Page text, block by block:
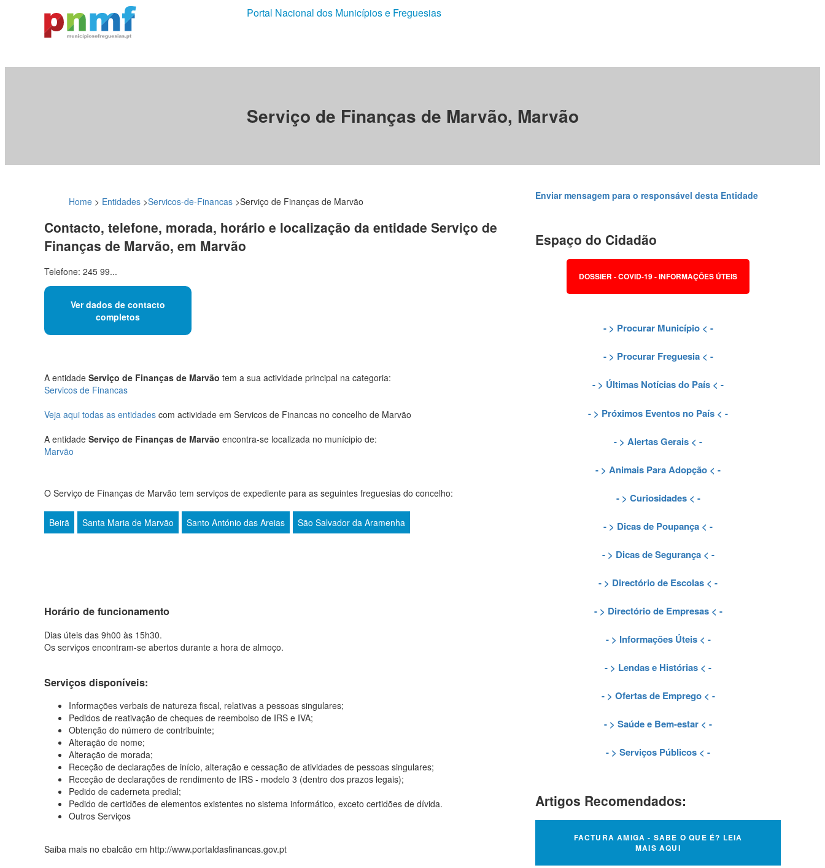
Portal Nacional dos Municípios e Freguesias
Serviço de Finanças de Marvão, Marvão
Home > Entidades >Servicos-de-Financas >Serviço de Finanças de Marvão
Contacto, telefone, morada, horário e localização da entidade Serviço de
Finanças de Marvão, em Marvão
Telefone: 245 99...
Ver dados de contacto
completos
A entidade Serviço de Finanças de Marvão tem a sua actividade principal na categoria:
Servicos de Financas
Veja aqui todas as entidades com actividade em Servicos de Financas no concelho de Marvão
A entidade Serviço de Finanças de Marvão encontra-se localizada no munícipio de:
Marvão
O Serviço de Finanças de Marvão tem serviços de expediente para as seguintes freguesias do concelho:
Beirã Santa Maria de Marvão Santo António das Areias São Salvador da Aramenha
Horário de funcionamento
Dias úteis das 9h00 às 15h30.
Os serviços encontram-se abertos durante a hora de almoço.
Serviços disponíveis:
Informações verbais de natureza fiscal, relativas a pessoas singulares;
Pedidos de reativação de cheques de reembolso de IRS e IVA;
Obtenção do número de contribuinte;
Alteração de nome;
Alteração de morada;
Receção de declarações de início, alteração e cessação de atividades de pessoas singulares;
Receção de declarações de rendimento de IRS - modelo 3 (dentro dos prazos legais);
Pedido de caderneta predial;
Pedido de certidões de elementos existentes no sistema informático, exceto certidões de dívida.
Outros Serviços
Saiba mais no ebalcão em http://www.portaldasfinancas.gov.pt
Enviar mensagem para o responsável desta Entidade
Espaço do Cidadão
DOSSIER - COVID-19 - INFORMAÇÕES ÚTEIS
- > Procurar Município< -
- > Procurar Freguesia< -
- > Últimas Notícias do País < -
- > Próximos Eventos no País < -
- > Alertas Gerais < -
- > Animais Para Adopção < -
- > Curiosidades< -
- > Dicas de Poupança < -
- > Dicas de Segurança< -
- > Directório de Escolas < -
- > Directório de Empresas< -
- > Informações Úteis< -
- > Lendas e Histórias < -
- > Ofertas de Emprego< -
- > Saúde e Bem-estar < -
- > Serviços Públicos < -
Artigos Recomendados:
FACTURA AMIGA - SABE O QUE É? LEIA
MAIS AQUI